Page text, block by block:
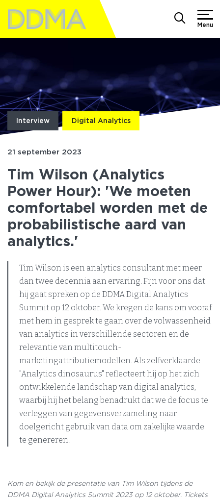
Menu
Interview Digital Analytics
21 september 2023
Tim Wilson (Analytics
Power Hour): 'We moeten
comfortabel worden met de
probabilistische aard van
analytics.'
Tim Wilson is een analytics consultant met meer
dan twee decennia aan ervaring. Fijn voor ons dat
hij gaat spreken op de DDMA Digital Analytics
Summit op 12 oktober. We kregen de kans om vooraf
met hem in gesprek te gaan over de volwassenheid
van analytics in verschillende sectoren en de
relevantie van multitouch-
marketingattributiemodellen. Als zelfverklaarde
"Analytics dinosaurus" reflecteert hij op het zich
ontwikkelende landschap van digital analytics,
waarbij hij het belang benadrukt dat we de focus te
verleggen van gegevensverzameling naar
doelgericht gebruik van data om zakelijke waarde
te genereren.
Kom en bekijk de presentatie van Tim Wilson tijdens de
DDMA Digital Analytics Summit 2023 op 12 oktober. Tickets